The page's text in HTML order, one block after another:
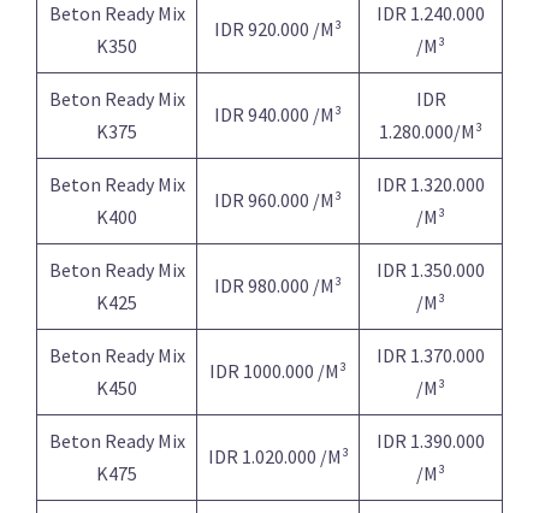
Beton Ready Mix
K350
IDR 920.000 /M³
IDR 1.240.000
/M³
Beton Ready Mix
K375
IDR 940.000 /M³
IDR
1.280.000/M³
Beton Ready Mix
K400
IDR 960.000 /M³
IDR 1.320.000
/M³
Beton Ready Mix
K425
IDR 980.000 /M³
IDR 1.350.000
/M³
Beton Ready Mix
K450
IDR 1000.000 /M³
IDR 1.370.000
/M³
Beton Ready Mix
K475
IDR 1.020.000 /M³
IDR 1.390.000
/M³